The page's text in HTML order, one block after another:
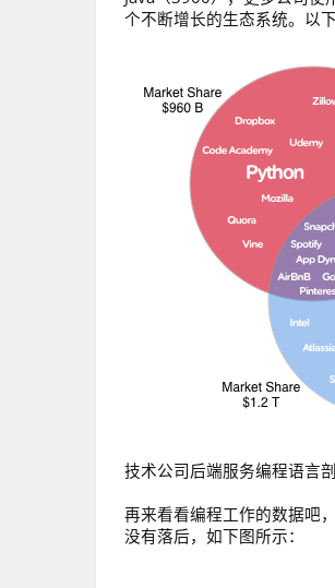
个不断增长的生态系统。以
技术公司后端服务编程语言
再来看看编程工作的数据吧
没有落后，如下图所示：